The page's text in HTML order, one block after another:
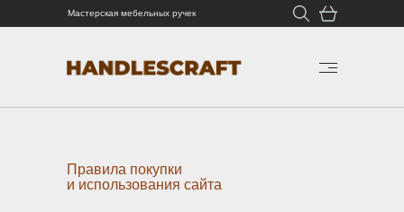
Мастерская мебельных ручек
Правила покупки
и использования сайта